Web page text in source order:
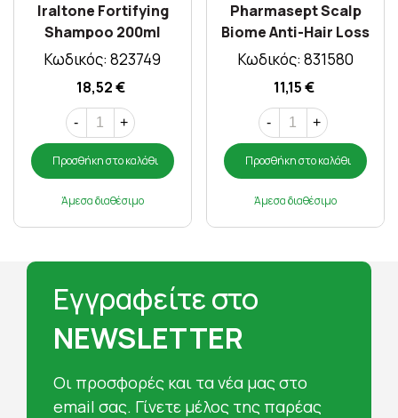
Iraltone Fortifying
Shampoo 200ml
Κωδικός: 823749
18,52 €
- +
Προσθήκη στο καλάθι
Άμεσα διαθέσιμο
Pharmasept Scalp
Biome Anti-Hair Loss
Shampoo 400ml
Κωδικός: 831580
11,15 €
- +
Προσθήκη στο καλάθι
Άμεσα διαθέσιμο
Εγγραφείτε στο
NEWSLETTER
Oι προσφορές και τα νέα μας στο
email σας. Γίνετε μέλος της παρέας